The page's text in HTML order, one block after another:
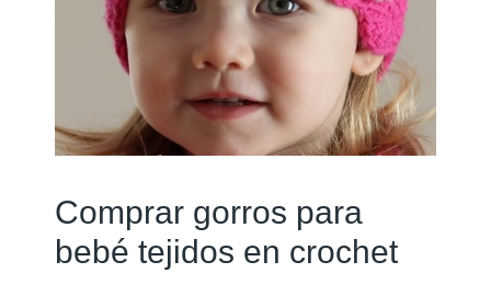
Comprar gorros para
bebé tejidos en crochet